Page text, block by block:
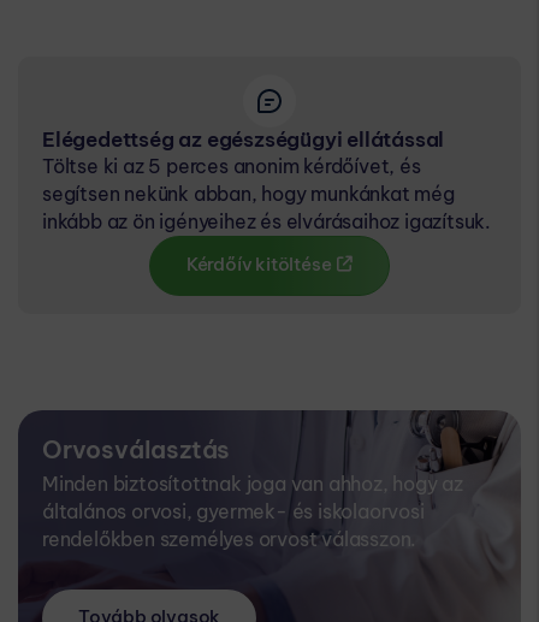
Elégedettség az egészségügyi ellátással
Töltse ki az 5 perces anonim kérdőívet, és
segítsen nekünk abban, hogy munkánkat még
inkább az ön igényeihez és elvárásaihoz igazítsuk.
Kérdőív kitöltése
Orvosválasztás
Minden biztosítottnak joga van ahhoz, hogy az
általános orvosi, gyermek- és iskolaorvosi
rendelőkben személyes orvost válasszon.
Tovább olvasok